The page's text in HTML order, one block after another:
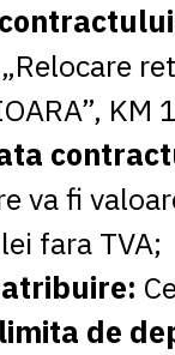
va fi
fara TVA;
de